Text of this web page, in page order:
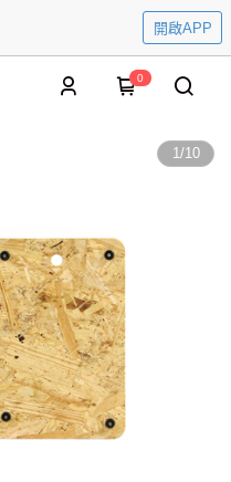
開啟APP
0
1/10